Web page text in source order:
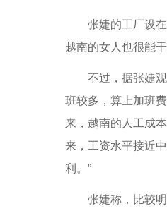
张婕的工厂设在越
越南的女人也很能
不过，据张婕观
班较多，算上加班
来，越南的人工成
来，工资水平接近
利。”
张婕称，比较明